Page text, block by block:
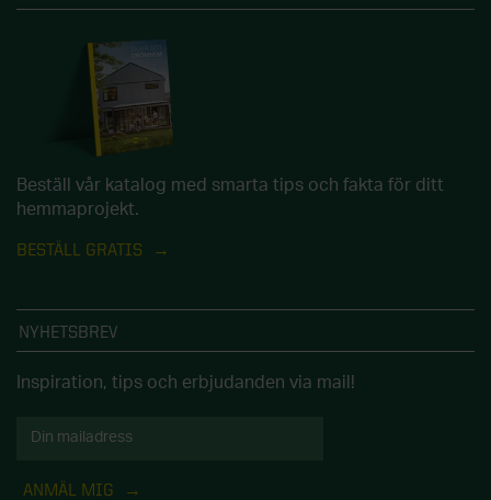
Beställ vår katalog med smarta tips och fakta för ditt
hemmaprojekt.
BESTÄLL GRATIS
NYHETSBREV
Inspiration, tips och erbjudanden via mail!
ANMÄL MIG